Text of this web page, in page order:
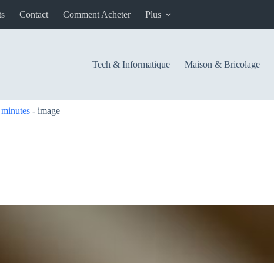
Contact Comment Acheter Plus
Tech & Informatique Maison & Bricolage
- image